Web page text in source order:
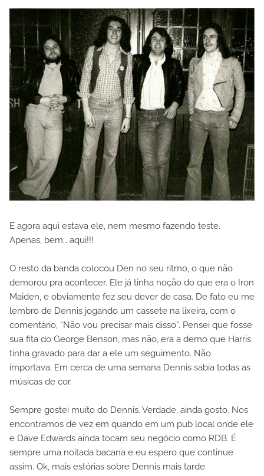
E agora aqui estava ele, nem mesmo fazendo teste.
Apenas, bem… aqui!!!
O resto da banda colocou Den no seu ritmo, o que não
demorou pra acontecer. Ele já tinha noção do que era o Iron
Maiden, e obviamente fez seu dever de casa. De fato eu me
lembro de Dennis jogando um cassete na lixeira, com o
comentário, “Não vou precisar mais disso”. Pensei que fosse
sua fita do George Benson, mas não, era a demo que Harris
tinha gravado para dar a ele um seguimento. Não
importava. Em cerca de uma semana Dennis sabia todas as
músicas de cor.
Sempre gostei muito do Dennis. Verdade, ainda gosto. Nos
encontramos de vez em quando em um pub local onde ele
e Dave Edwards ainda tocam seu negócio como RDB. É
sempre uma noitada bacana e eu espero que continue
assim. Ok, mais estórias sobre Dennis mais tarde.